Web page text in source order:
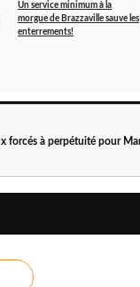
Un service minimum à la
morgue de Brazzaville sauve les
enterrements!